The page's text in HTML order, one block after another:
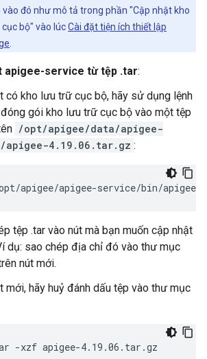
vào đó như mô tả trong phần "Cập nhật kho
bộ" vào lúcCài đặt tiện ích thiết lập
apigee-service từ tệp .tar:
có kho lưu trữ cục bộ, hãy sử dụng lệnh
gói kho lưu trữ cục bộ vào một tệp
/opt/apigee/data/apigee-
apigee-4.19.06.tar.gz :
apigee/apigee-service/bin/apigee-
tệp .tar vào nút mà bạn muốn cập nhật
dụ: sao chép địa chỉ đó vào thư mục
nút mới.
mới, hãy huỷ đánh dấu tệp vào thư mục
-xzf apigee-4.19.06.tar.gz